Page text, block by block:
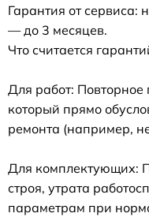
Гарантия от сервиса:
— до 3 месяцев.
Что считается
Для работ: Повторное
который прямо
ремонта (например,
Для комплектующих:
строя, утрата
параметрам при